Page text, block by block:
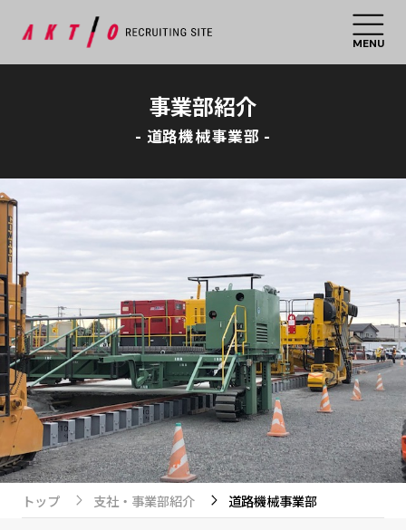
MENU
事業部紹介
- 道路機械事業部 -
トップ 支社・事業部紹介 道路機械事業部